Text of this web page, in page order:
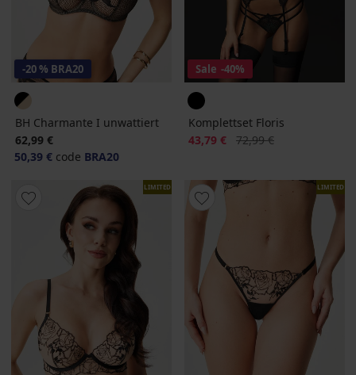
-20 % BRA20
BH Charmante I unwattiert
62,99 €
50,39 € code BRA20
Sale -40%
Komplettset Floris
Rabatt
43,79 € Alter Preis
72,99 €
LIMITED LIMITED